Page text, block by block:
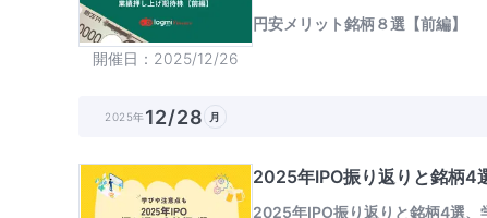
開催日 2025/12/26
円安メリット銘柄８選【前編】
2025年12/28 月
2025年IPO振り返りと銘柄4
2025年IPO振り返りと銘柄4選、